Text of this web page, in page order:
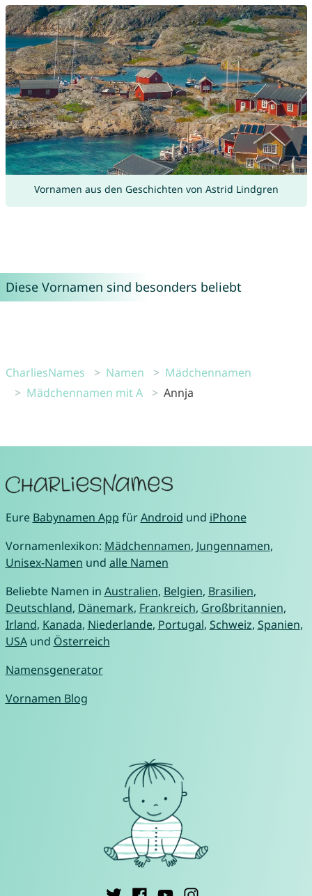
Vornamen aus den Geschichten von Astrid Lindgren
Diese Vornamen sind besonders beliebt
CharliesNames Namen
Mädchennamen
Mädchennamen mit A
Annja
Eure Babynamen App fürAndroid und iPhone
Vornamenlexikon: Mädchennamen, Jungennamen,
Unisex-Namen und alle Namen
Beliebte Namen in Australien, Belgien, Brasilien,
Deutschland, Dänemark, Frankreich, Großbritannien,
Irland, Kanada, Niederlande, Portugal, Schweiz, Spanien,
USAund Österreich
Namensgenerator
Vornamen Blog